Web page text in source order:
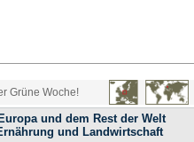
Grüne Woche!
und dem Rest der Welt
und Landwirtschaft